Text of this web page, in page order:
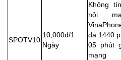
SPOTV10
10,000đ/1
Ngày
Không
nội
đa 1440
05 phút
mạng